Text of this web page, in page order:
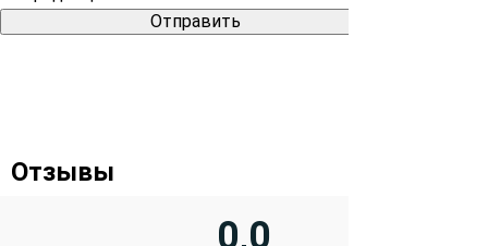
Отзывы
0,0